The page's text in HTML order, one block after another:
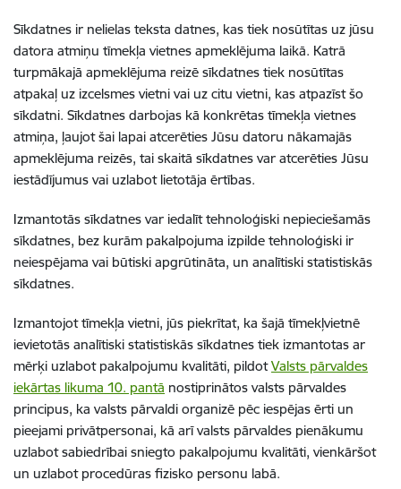
Sīkdatnes ir nelielas teksta datnes, kas tiek nosūtītas uz jūsu
datora atmiņu tīmekļa vietnes apmeklējuma laikā. Katrā
turpmākajā apmeklējuma reizē sīkdatnes tiek nosūtītas
atpakaļ uz izcelsmes vietni vai uz citu vietni, kas atpazīst šo
sīkdatni. Sīkdatnes darbojas kā konkrētas tīmekļa vietnes
atmiņa, ļaujot šai lapai atcerēties Jūsu datoru nākamajās
apmeklējuma reizēs, tai skaitā sīkdatnes var atcerēties Jūsu
iestādījumus vai uzlabot lietotāja ērtības.
Izmantotās sīkdatnes var iedalīt tehnoloģiski nepieciešamās
sīkdatnes, bez kurām pakalpojuma izpilde tehnoloģiski ir
neiespējama vai būtiski apgrūtināta, un analītiski statistiskās
sīkdatnes.
Izmantojot tīmekļa vietni, jūs piekrītat, ka šajā tīmekļvietnē
ievietotās analītiski statistiskās sīkdatnes tiek izmantotas ar
mērķi uzlabot pakalpojumu kvalitāti, pildotValsts pārvaldes
iekārtas likuma 10. pantā nostiprinātos valsts pārvaldes
principus, ka valsts pārvaldi organizē pēc iespējas ērti un
pieejami privātpersonai, kā arī valsts pārvaldes pienākumu
uzlabot sabiedrībai sniegto pakalpojumu kvalitāti, vienkāršot
un uzlabot procedūras fizisko personu labā.